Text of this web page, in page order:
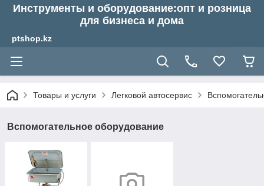
Инструменты и оборудование:опт и розница
для бизнеса и дома
ptshop.kz
Товары и услуги Легковой автосервис
Вспомогательное оборудование